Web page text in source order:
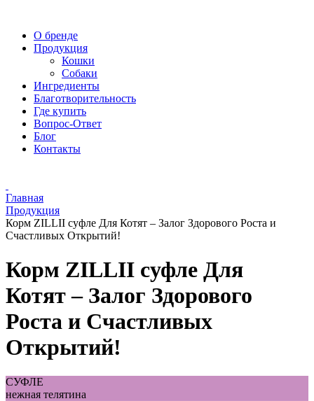
О бренде
Продукция
Кошки
Собаки
Ингредиенты
Благотворительность
Где купить
Вопрос-Ответ
Блог
Контакты
Главная
Продукция
Корм ZILLII суфле Для Котят – Залог Здорового Роста и
Счастливых Открытий!
Корм ZILLII суфле Для
Котят – Залог Здорового
Роста и Счастливых
Открытий!
СУФЛЕ
нежная телятина